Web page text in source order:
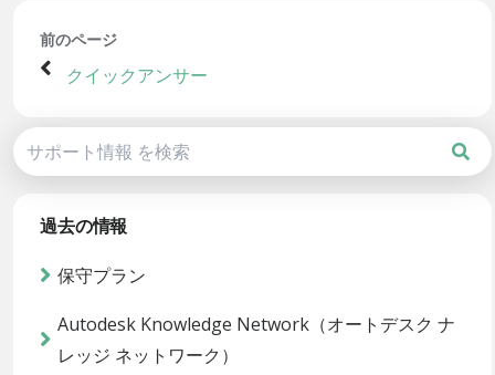
前のページ
クイックアンサー
過去の情報
保守プラン
Autodesk Knowledge Network（オートデスク ナ
レッジ ネットワーク）